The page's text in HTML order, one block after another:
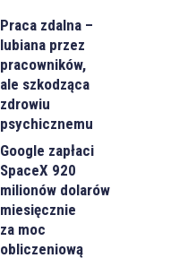
Praca zdalna –
lubiana przez
pracowników,
ale szkodząca
zdrowiu
psychicznemu
Google zapłaci
SpaceX 920
milionów dolarów
miesięcznie
za moc
obliczeniową